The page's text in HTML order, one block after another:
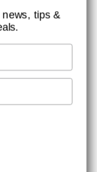
Din e-mail
tips &